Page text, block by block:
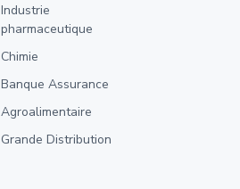
Industrie
pharmaceutique
Chimie
Banque Assurance
Agroalimentaire
Grande Distribution